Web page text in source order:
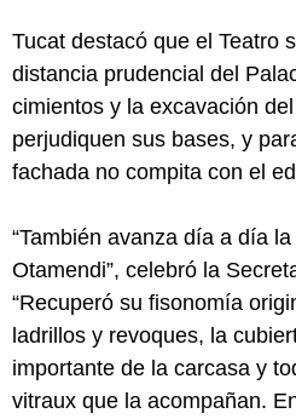
Tucat destacó que el Teatro
distancia prudencial del
cimientos y la excavación
perjudiquen sus bases, y
fachada no compita con el
“También avanza día a día
Otamendi”, celebró la
“Recuperó su fisonomía
ladrillos y revoques, la
importante de la carcasa y
vitraux que la acompañan.